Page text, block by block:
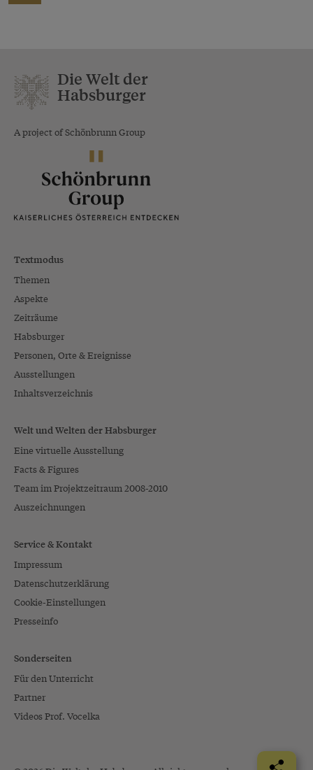
Die Welt der
Habsburger
A project of Schönbrunn Group
Textmodus
Themen
Aspekte
Zeiträume
Habsburger
Personen, Orte & Ereignisse
Ausstellungen
Inhaltsverzeichnis
Welt und Welten der Habsburger
Eine virtuelle Ausstellung
Facts & Figures
Team im Projektzeitraum 2008-2010
Auszeichnungen
Service & Kontakt
Impressum
Datenschutzerklärung
Cookie-Einstellungen
Presseinfo
Sonderseiten
Für den Unterricht
Partner
Videos Prof. Vocelka